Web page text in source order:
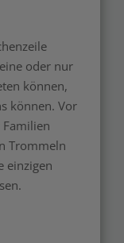
oder nur
können,
können. Vor
Trommeln
einzigen